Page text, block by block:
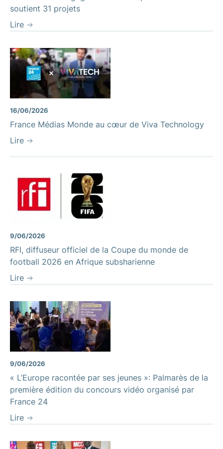
soutient 31 projets
Lire
16/06/2026
France Médias Monde au cœur de Viva Technology
Lire
9/06/2026
RFI, diffuseur officiel de la Coupe du monde de
football 2026 en Afrique subsharienne
Lire
9/06/2026
« L’Europe racontée par ses jeunes »: Palmarès de la
première édition du concours vidéo organisé par
France 24
Lire